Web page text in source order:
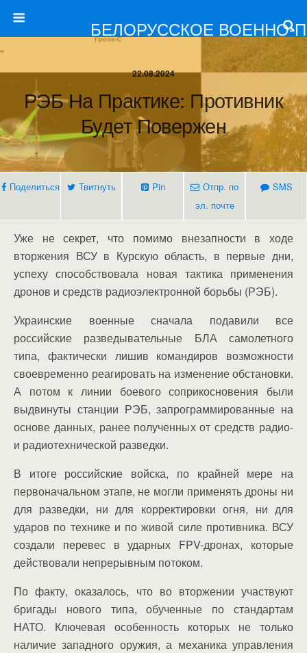
БЕЛОРУССКОЕ ВОЕННО-
22.08.2024
РЭБ На Практике: Противник
Будет Повержен
Поделиться Твитнуть Pin
Отпр. по
эл. почте
SMS
Уже не секрет, что помимо внезапности в ходе
вторжения ВСУ в Курскую область, в первые дни,
успеху способствовала новая тактика применения
дронов и средств радиоэлектронной борьбы (РЭБ).
Украинские военные сначала подавили все
российские разведывательные БЛА самолетного
типа, фактически лишив командиров возможности
своевременно реагировать на изменение обстановки.
А потом к линии боевого соприкосновения были
выдвинуты станции РЭБ, запрограммированные на
основе данных, ранее полученных от средств радио-
и радиотехнической разведки.
В итоге российские войска, по крайней мере на
первоначальном этапе, не могли применять дроны ни
для разведки, ни для корректировки огня, ни для
ударов по технике и по живой силе противника. ВСУ
создали перевес в ударных FPV-дронах, которые
действовали непрерывным потоком.
По факту, оказалось, что во вторжении участвуют
бригады нового типа, обученные по стандартам
НАТО. Ключевая особенность которых не только
наличие западного оружия, а механика управления